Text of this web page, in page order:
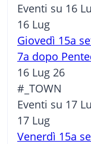
Eventi su 16
16 Lug
Giovedì 15a
7a dopo
16 Lug 26
#_TOWN
Eventi su 17
17 Lug
Venerdì 15a